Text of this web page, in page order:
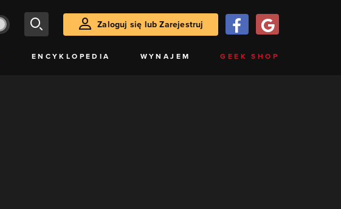
Zaloguj się lub Zarejestruj
ENCYKLOPEDIA WYNAJEM GEEK SHOP